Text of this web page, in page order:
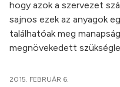
hogy azok a szervezet
sajnos ezek az anyagok
találhatóak meg
megnövekedett
2015. FEBRUÁR 6.